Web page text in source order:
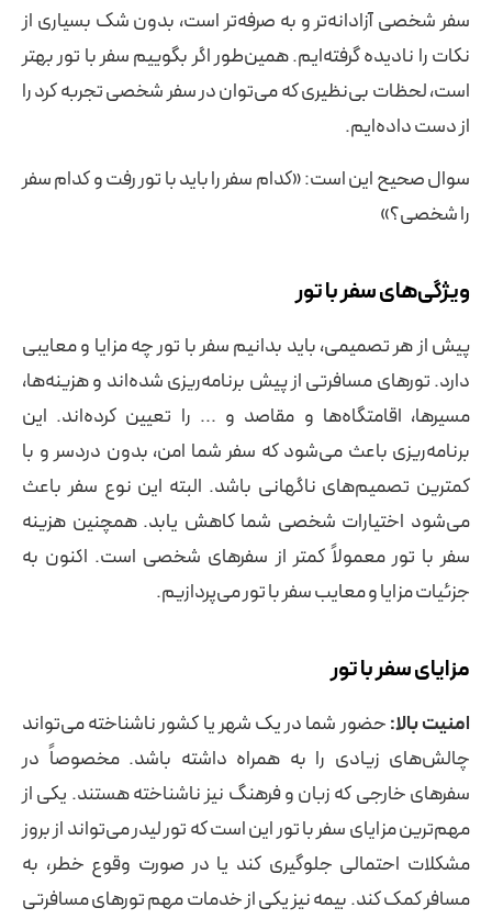
سفر شخصی آزادانه‌تر و به صرفه‌تر است، بدون شک بسیاری از
نکات را نادیده گرفته‌ایم. همین‌طور اگر بگوییم سفر با تور بهتر
است، لحظات بی‌نظیری که می‌توان در سفر شخصی تجربه کرد را
از دست داده‌ایم.
سوال صحیح این است: «کدام سفر را باید با تور رفت و کدام سفر
را شخصی؟»
ویژگی‌های سفر با تور
پیش از هر تصمیمی، باید بدانیم سفر با تور چه مزایا و معایبی
دارد. تورهای مسافرتی از پیش برنامه‌ریزی شده‌اند و هزینه‌ها،
مسیرها، اقامتگاه‌ها و مقاصد و ... را تعیین کرده‌اند. این
برنامه‌ریزی باعث می‌شود که سفر شما امن، بدون دردسر و با
کمترین تصمیم‌های ناگهانی باشد. البته این نوع سفر باعث
می‌شود اختیارات شخصی شما کاهش یابد. همچنین هزینه
سفر با تور معمولاً کمتر از سفرهای شخصی است. اکنون به
جزئیات مزایا و معایب سفر با تور می‌پردازیم.
مزایای سفر با تور
امنیت بالا:حضور شما در یک شهر یا کشور ناشناخته می‌تواند
چالش‌های زیادی را به همراه داشته باشد. مخصوصاً در
سفرهای خارجی که زبان و فرهنگ نیز ناشناخته هستند. یکی از
مهم‌ترین مزایای سفر با تور این است که تور لیدر می‌تواند از بروز
مشکلات احتمالی جلوگیری کند یا در صورت وقوع خطر، به
مسافر کمک کند. بیمه نیز یکی از خدمات مهم تورهای مسافرتی